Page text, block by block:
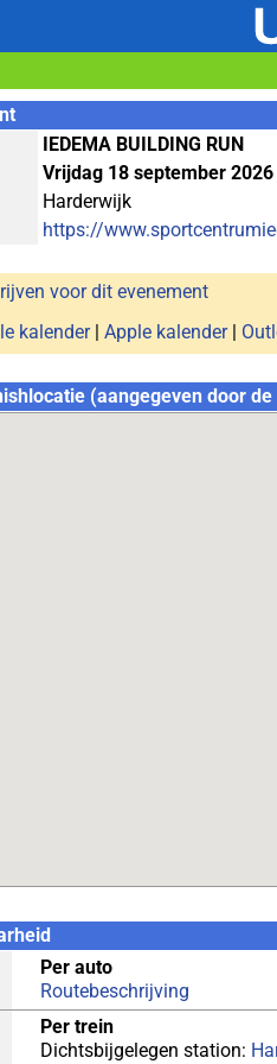
IEDEMA BUILDING RUN
Vrijdag 18 september 2026
Harderwijk
https://
voor dit evenement
kalender| Apple kalender|
(aangegeven door
Per auto
Routebeschrijving
Per trein
Dichtsbijgelegen station: